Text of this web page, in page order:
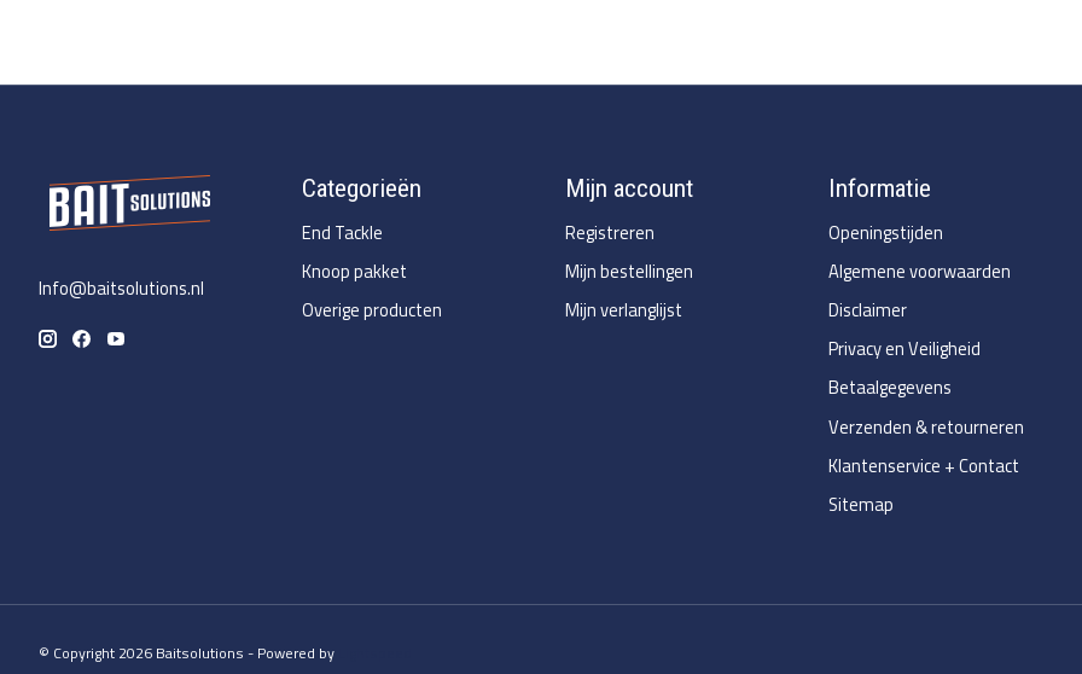
Info@baitsolutions.nl
Categorieën
End Tackle
Knoop pakket
Overige producten
Mijn account
Registreren
Mijn bestellingen
Mijn verlanglijst
Informatie
Openingstijden
Algemene voorwaarden
Disclaimer
Privacy en Veiligheid
Betaalgegevens
Verzenden & retourneren
Klantenservice + Contact
Sitemap
© Copyright 2026 Baitsolutions - Powered by